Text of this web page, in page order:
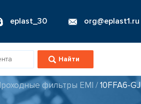
eplast_30 org@eplast1.ru
фильтры EMI /10FFA6-GJ